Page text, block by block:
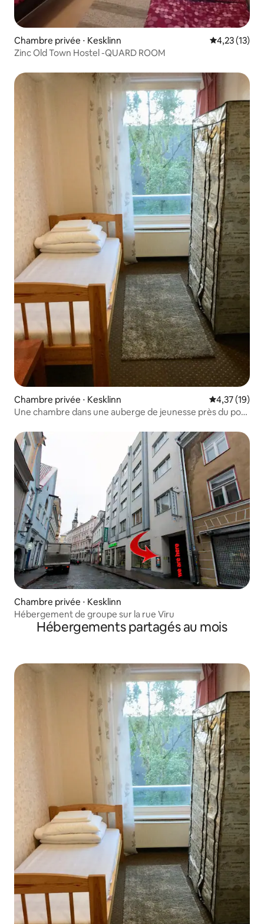
Chambre privée ⋅ Kesklinn Évaluation
4,23 (13)
Zinc Old Town Hostel -QUARD ROOM
Chambre privée ⋅ Kesklinn Évaluation
4,37 (19)
Une chambre dans une auberge de jeunesse près du port
Chambre privée ⋅ Kesklinn
Hébergement de groupe sur la rue Viru
Hébergements partagés au mois